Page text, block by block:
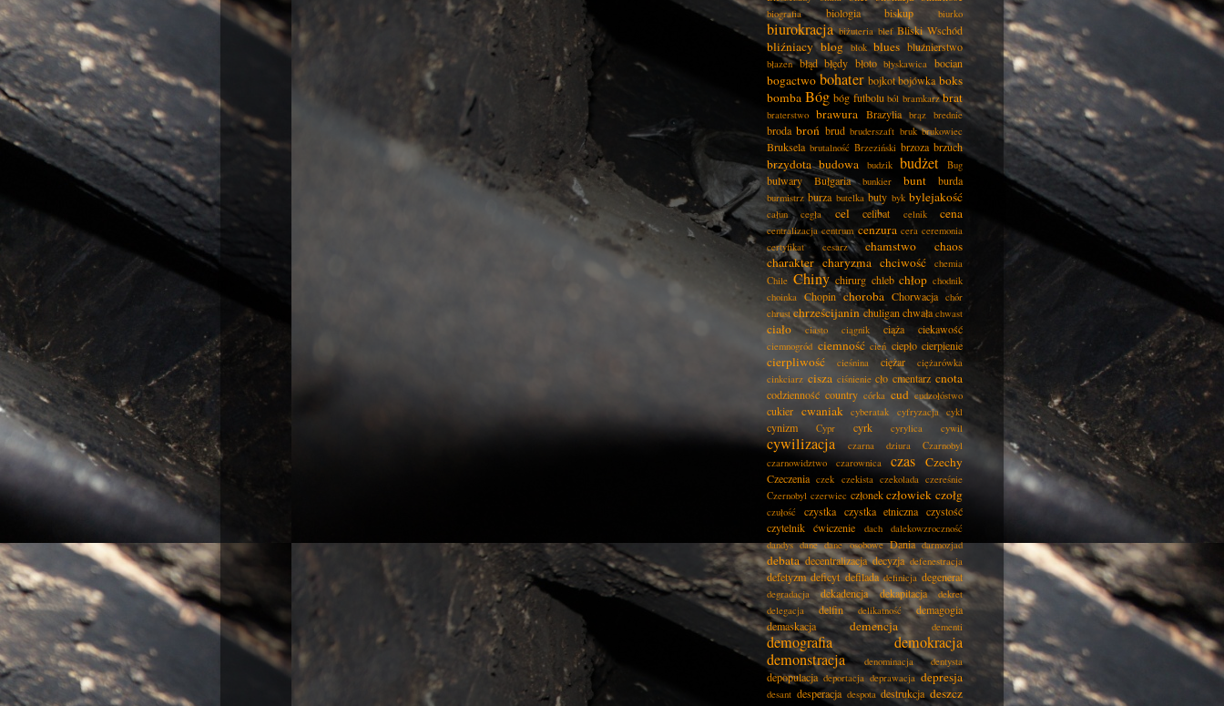
biografia biologia biskup biurko
biurokracja biżuteria blef Bliski Wschód
bliźniacy blog blok blues bluźnierstwo
błazen błąd błędy błoto błyskawica bocian
bogactwo bohater bojkot bojówka boks
bomba Bóg bóg futbolu ból bramkarz brat
braterstwo brawura Brazylia brąz brednie
broda broń brud bruderszaft bruk brukowiec
Bruksela brutalność Brzeziński brzoza brzuch
brzydota budowa budzik budżet Bug
bulwary Bułgaria bunkier bunt burda
burmistrz burza butelka buty byk bylejakość
całun cegła cel celibat celnik cena
centralizacja centrum cenzura cera ceremonia
certyfikat
cesarz chamstwo
chaos
charakter charyzma chciwość
chemia
Chile Chiny chirurg chleb chłop chodnik
choinka Chopin choroba Chorwacja chór
chrust chrześcijanin chuligan chwała chwast
ciało ciasto ciągnik ciąża ciekawość
ciemnogród ciemność cień ciepło cierpienie
cierpliwość cieśnina ciężar
ciężarówka
cinkciarz cisza ciśnienie cło cmentarz cnota
codzienność country córka cud cudzołóstwo
cukier cwaniak cyberatak cyfryzacja cykl
cynizm Cypr cyrk cyrylica cywil
cywilizacja czarna dziura
Czarnobyl
czarnowidztwo
czarownica czas Czechy
Czeczenia czek czekista czekolada czereśnie
Czernobyl czerwiec członek człowiek czołg
czułość czystka czystka etniczna czystość
czytelnik ćwiczenie dach
dalekowzroczność
dandys dane dane osobowe Dania darmozjad
debata decentralizacja decyzja defenestracja
defetyzm deficyt defilada definicja degenerat
degradacja dekadencja dekapitacja
dekret
delegacja
delfin delikatność
demagogia
demaskacja
demencja dementi
demografia
demokracja
demonstracja
denominacja dentysta
depopulacja deportacja deprawacja depresja
desant desperacja despota destrukcja deszcz